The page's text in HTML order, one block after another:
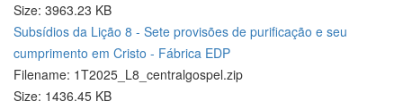
Size: 3963.23 KB
Subsídios da Lição 8 - Sete provisões de purificação e seu
cumprimento em Cristo - Fábrica EDP
Filename: 1T2025_L8_centralgospel.zip
Size: 1436.45 KB